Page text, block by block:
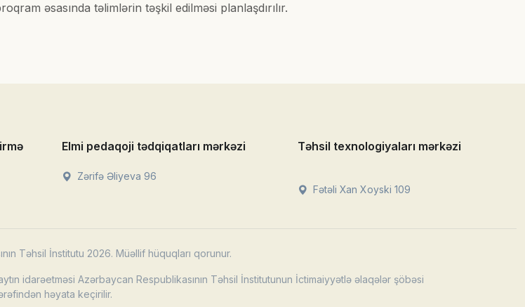
əsasında təlimlərin təşkil edilməsi planlaşdırılır.
Elmi pedaqoji tədqiqatları mərkəzi
Zərifə Əliyeva 96
Təhsil texnologiyaları mərkəzi
Fətəli Xan Xoyski 109
Təhsil İnstitutu 2026. Müəllif hüquqları qorunur.
idarəetməsi Azərbaycan Respublikasının Təhsil İnstitutunun İctimaiyyətlə əlaqələr şöbəsi
həyata keçirilir.